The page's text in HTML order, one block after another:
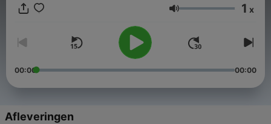
Volume 1 x
00:00 00:00
Afleveringen